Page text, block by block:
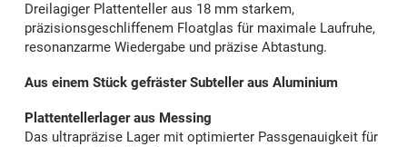
Dreilagiger Plattenteller aus 18 mm starkem,
präzisionsgeschliffenem Floatglas für maximale Laufruhe,
resonanzarme Wiedergabe und präzise Abtastung.
Aus einem Stück gefräster Subteller aus Aluminium
Plattentellerlager aus Messing
Das ultrapräzise Lager mit optimierter Passgenauigkeit für